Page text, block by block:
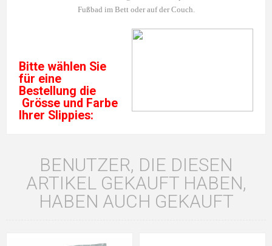
Fußbad im Bett oder auf der Couch.
Bitte wählen Sie
für eine
Bestellung die
Grösse und Farbe
Ihrer Slippies:
BENUTZER, DIE DIESEN
ARTIKEL GEKAUFT HABEN,
HABEN AUCH GEKAUFT